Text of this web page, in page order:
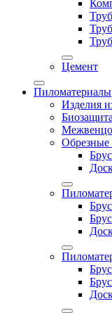
Цемент
Пиломатериалы
Изделия
Обрезные
Брус